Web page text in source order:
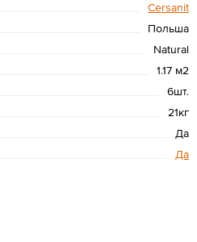
Cersanit
Польша
Natural
1.17 м2
6шт.
21кг
Да
Да